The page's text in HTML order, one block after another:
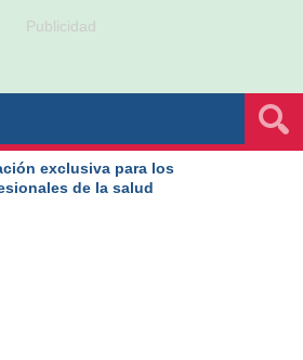
Publicidad
exclusiva para los
de la salud